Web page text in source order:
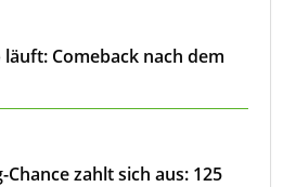
Comeback nach dem
zahlt sich aus: 125